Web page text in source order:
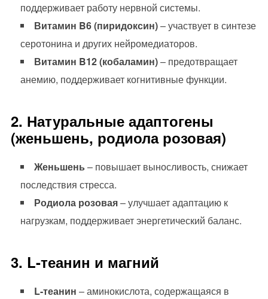
поддерживает работу нервной системы.
Витамин B6 (пиридоксин)– участвует в синтезе
серотонина и других нейромедиаторов.
Витамин B12 (кобаламин)– предотвращает
анемию, поддерживает когнитивные функции.
2. Натуральные адаптогены
(женьшень, родиола розовая)
Женьшень – повышает выносливость, снижает
последствия стресса.
Родиола розовая– улучшает адаптацию к
нагрузкам, поддерживает энергетический баланс.
3. L-теанин и магний
L-теанин – аминокислота, содержащаяся в